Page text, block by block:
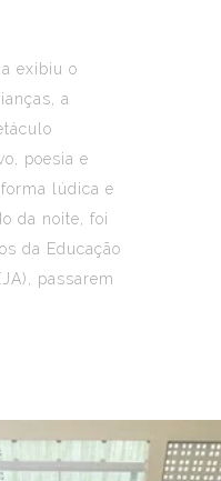
exibiu o
a
poesia e
lúdica e
da noite, foi
da Educação
passarem